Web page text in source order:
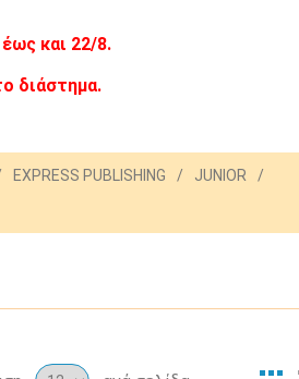
και 22/8.
διάστημα.
EXPRESS PUBLISHING / JUNIOR
/